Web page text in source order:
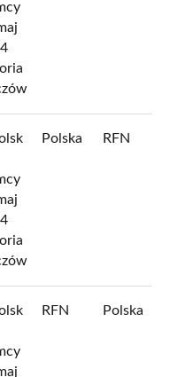
Polska RFN
RFN Polska